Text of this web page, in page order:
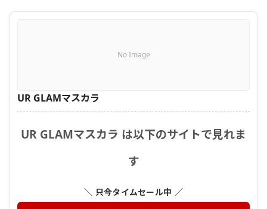
No Image
UR GLAMマスカラ
UR GLAMマスカラ は以下のサイトで見れま
す
＼ 只今タイムセール中 ／